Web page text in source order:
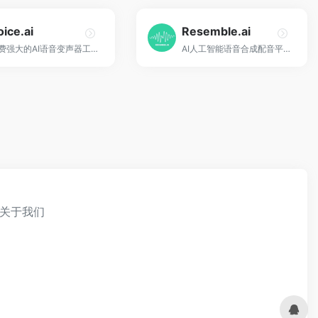
免费强大的AI语音变声器工具软件！
Resemble.ai
AI人工智能语音合成配音平台！
关于我们